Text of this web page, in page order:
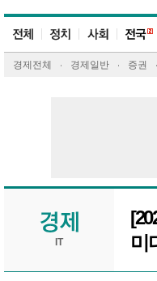
경제전체 경제일반 증권
IT
미